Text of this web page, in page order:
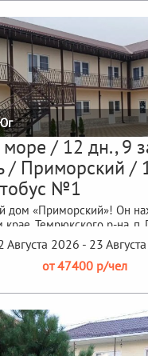
море / 12 дн., 9
/ Приморский /
№1
дом «Приморский»! Он
крае, Темрюкского р-на, п.
на...
Августа 2026 - 23
от 47400 р/чел